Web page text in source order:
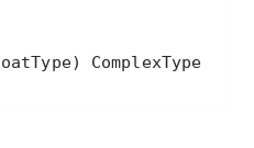
ComplexType